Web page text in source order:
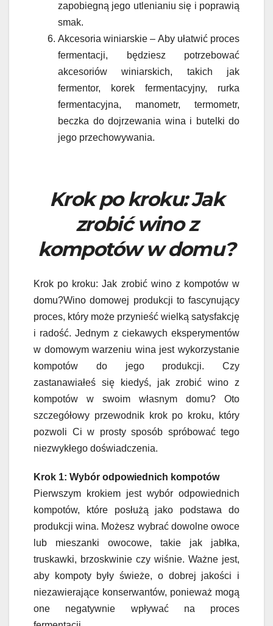
zapobiegną jego utlenianiu się i poprawią
smak.
Akcesoria winiarskie – Aby ułatwić proces
fermentacji, będziesz potrzebować
akcesoriów winiarskich, takich jak
fermentor, korek fermentacyjny, rurka
fermentacyjna, manometr, termometr,
beczka do dojrzewania wina i butelki do
jego przechowywania.
Krok po kroku: Jak
zrobić wino z
kompotów w domu?
Krok po kroku: Jak zrobić wino z kompotów w
domu?Wino domowej produkcji to fascynujący
proces, który może przynieść wielką satysfakcję
i radość. Jednym z ciekawych eksperymentów
w domowym warzeniu wina jest wykorzystanie
kompotów do jego produkcji. Czy
zastanawiałeś się kiedyś, jak zrobić wino z
kompotów w swoim własnym domu? Oto
szczegółowy przewodnik krok po kroku, który
pozwoli Ci w prosty sposób spróbować tego
niezwykłego doświadczenia.
Krok 1: Wybór odpowiednich kompotów
Pierwszym krokiem jest wybór odpowiednich
kompotów, które posłużą jako podstawa do
produkcji wina. Możesz wybrać dowolne owoce
lub mieszanki owocowe, takie jak jabłka,
truskawki, brzoskwinie czy wiśnie. Ważne jest,
aby kompoty były świeże, o dobrej jakości i
niezawierające konserwantów, ponieważ mogą
one negatywnie wpływać na proces